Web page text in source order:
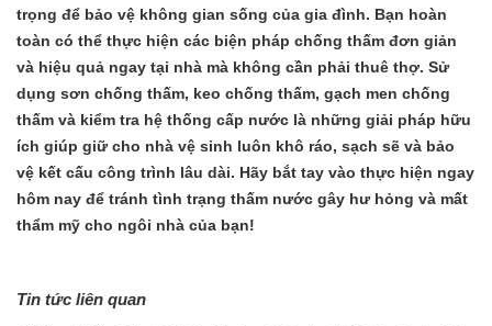
trọng để bảo vệ không gian sống của gia đình. Bạn hoàn
toàn có thể thực hiện các biện pháp chống thấm đơn giản
và hiệu quả ngay tại nhà mà không cần phải thuê thợ. Sử
dụng sơn chống thấm, keo chống thấm, gạch men chống
thấm và kiểm tra hệ thống cấp nước là những giải pháp hữu
ích giúp giữ cho nhà vệ sinh luôn khô ráo, sạch sẽ và bảo
vệ kết cấu công trình lâu dài. Hãy bắt tay vào thực hiện ngay
hôm nay để tránh tình trạng thấm nước gây hư hỏng và mất
thẩm mỹ cho ngôi nhà của bạn!
Tin tức liên quan